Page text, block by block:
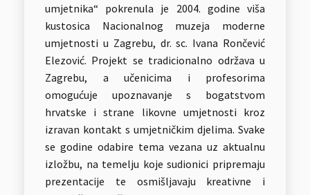
umjetnika“ pokrenula je 2004. godine viša
kustosica Nacionalnog muzeja moderne
umjetnosti u Zagrebu, dr. sc. Ivana Rončević
Elezović. Projekt se tradicionalno održava u
Zagrebu, a učenicima i profesorima
omogućuje upoznavanje s bogatstvom
hrvatske i strane likovne umjetnosti kroz
izravan kontakt s umjetničkim djelima. Svake
se godine odabire tema vezana uz aktualnu
izložbu, na temelju koje sudionici pripremaju
prezentacije te osmišljavaju kreativne i